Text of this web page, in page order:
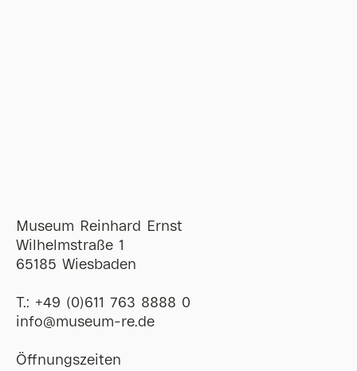
Museum Reinhard Ernst
Wilhelmstraße 1
65185 Wiesbaden
T.: +49 (0)611 763 8888 0
ofni@museum-re de
Öffnungszeiten